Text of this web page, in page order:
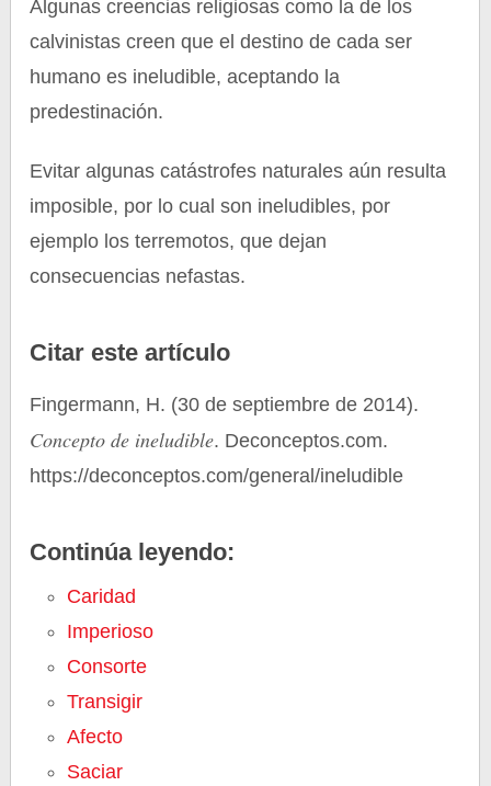
Algunas creencias religiosas como la de los
calvinistas creen que el destino de cada ser
humano es ineludible, aceptando la
predestinación.
Evitar algunas catástrofes naturales aún resulta
imposible, por lo cual son ineludibles, por
ejemplo los terremotos, que dejan
consecuencias nefastas.
Citar este artículo
Fingermann, H. (30 de septiembre de 2014).
Concepto de ineludible. Deconceptos.com.
https://deconceptos.com/general/ineludible
Continúa leyendo:
Caridad
Imperioso
Consorte
Transigir
Afecto
Saciar